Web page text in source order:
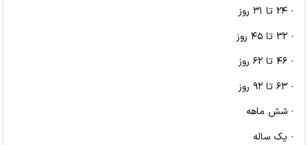
· ۲۴ تا ۳۱ روز
· ۳۲ تا ۴۵ روز
· ۴۶ تا ۶۲ روز
· ۶۳ تا ۹۲ روز
· شش ماهه
· یک ساله